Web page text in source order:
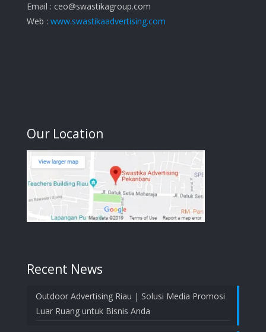
Email : ceo@swastikagroup.com
Web : www.swastikaadvertising.com
Our Location
Recent News
Outdoor Advertising Riau | Solusi Media Promosi
Luar Ruang untuk Bisnis Anda